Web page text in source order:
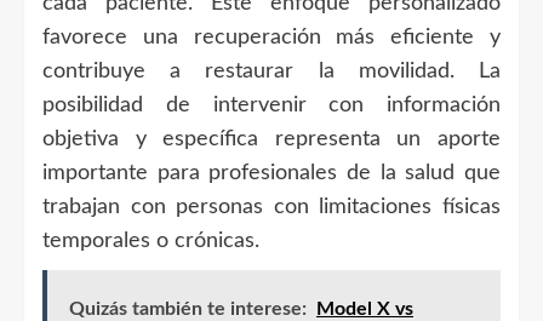
favorece una recuperación más eficiente y
contribuye a restaurar la movilidad. La
posibilidad de intervenir con información
objetiva y específica representa un aporte
importante para profesionales de la salud que
trabajan con personas con limitaciones físicas
temporales o crónicas.
Quizás también te interese:
Model X vs